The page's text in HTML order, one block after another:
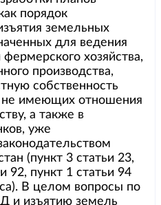
порядок
земельных
для ведения
фермерского хозяйства,
производства,
собственность
не имеющих отношения
а также в
уже
(пункт 3 статьи 23,
92, пункт 1 статьи 94
В целом вопросы по
и изъятию земель